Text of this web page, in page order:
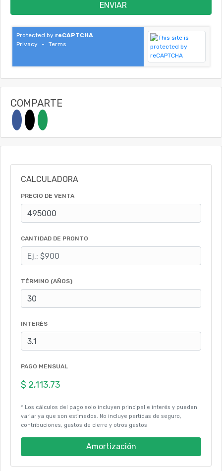
ENVIAR
Protected by reCAPTCHA
Privacy
- Terms
COMPARTE
CALCULADORA
PRECIO DE VENTA
CANTIDAD DE PRONTO
TÉRMINO (AÑOS)
INTERÉS
PAGO MENSUAL
* Los cálculos del pago solo incluyen principal e interés y pueden
variar ya que son estimados. No incluye partidas de seguro,
contribuciones, gastos de cierre y otros gastos
Amortización